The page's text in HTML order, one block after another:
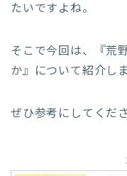
たいですよね。
そこで今回は、『荒
か』について紹介しま
ぜひ参考にしてくださ